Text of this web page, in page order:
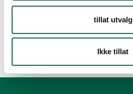
tillat utvalg
Ikke tillat